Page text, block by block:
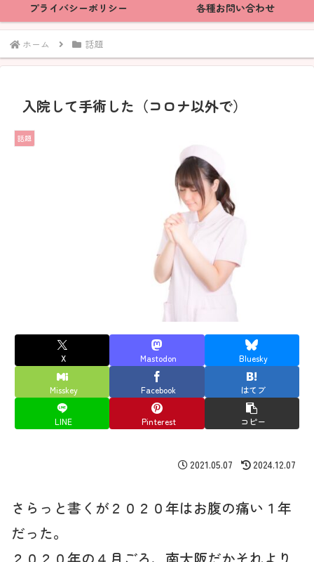
プライバシーポリシー
各種お問い合わせ
ホーム 話題
入院して手術した（コロナ以外で）
話題
X Mastodon Bluesky
Misskey Facebook はてブ
LINE Pinterest コピー
2021.05.07 2024.12.07
さらっと書くが２０２０年はお腹の痛い１年
だった。